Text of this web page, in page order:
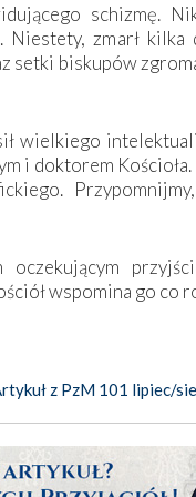
schizmę.
zmarł kilka
setki biskupów
wielkiego
i doktorem Kościoła.
oczekującym
wspomina go co
z PzM 101 lipiec/